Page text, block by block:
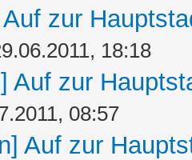
zur
18:18
Auf zur
08:57
Auf zur